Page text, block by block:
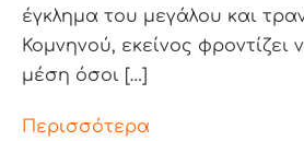
έγκλημα του μεγάλου και
Κομνηνού, εκείνος
μέση όσοι […]
Περισσότερα